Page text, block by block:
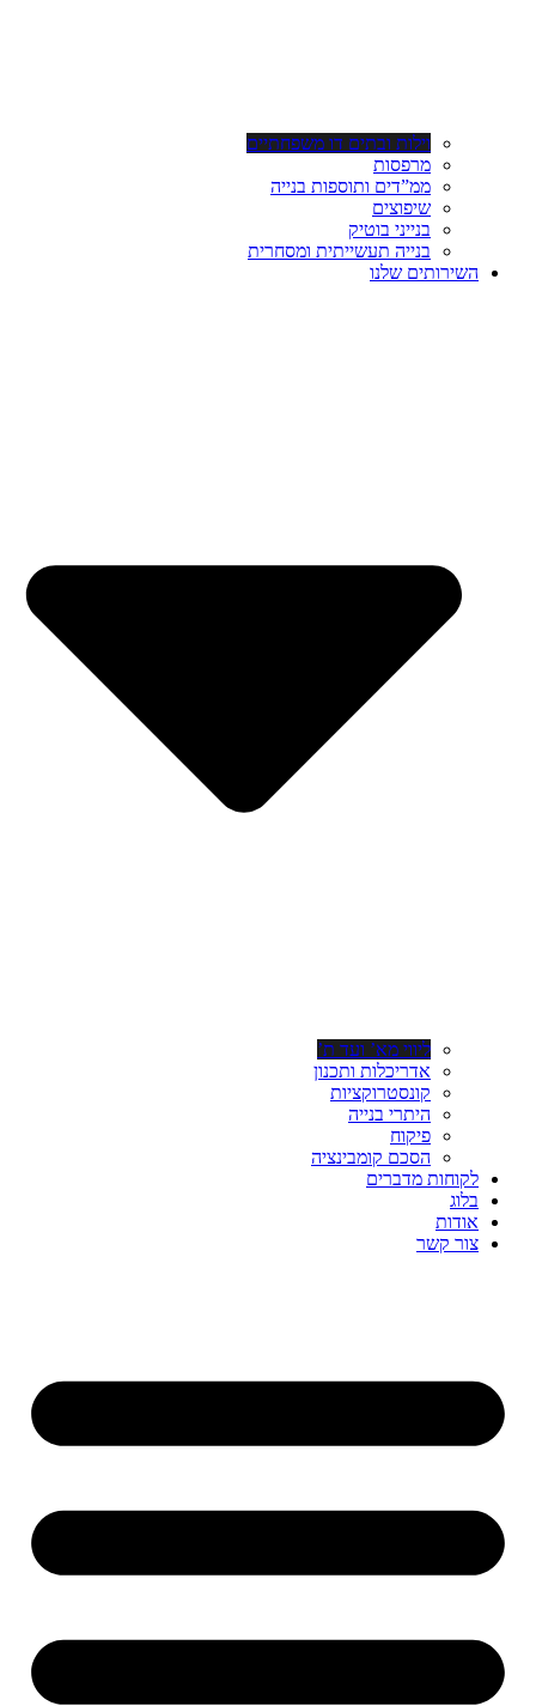
וילות ובתים דו משפחתיים
מרפסות
ממ”דים ותוספות בנייה
שיפוצים
בנייני בוטיק
בנייה תעשייתית ומסחרית
השירותים שלנו
ליווי מא’ ועד ת’
אדריכלות ותכנון
קונסטרוקציות
היתרי בנייה
פיקוח
הסכם קומבינציה
לקוחות מדברים
בלוג
אודות
צור קשר